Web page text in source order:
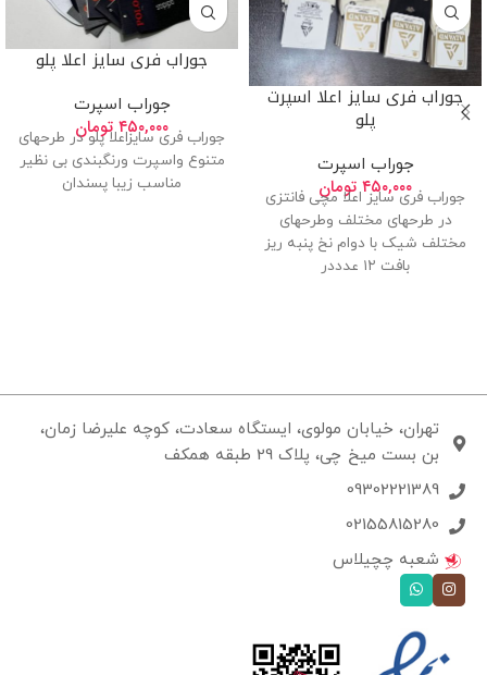
جوراب فری سایز اعلا اسپرت
پلو
جوراب اسپرت
۴۵۰,۰۰۰ تومان
جوراب فری سایز اعلا مچی فانتزی
در طرحهای مختلف وطرحهای
مختلف شیک با دوام نخ پنبه ریز
بافت ۱۲ عدددر
جوراب فری سایز اعلا پلو
جوراب اسپرت
۴۵۰,۰۰۰ تومان
جوراب فری سایزاعلا پلو در طرحهای
متنوع واسپرت ورنگبندی بی نظیر
مناسب زیبا پسندان
تهران، خیابان مولوی، ایستگاه سعادت، کوچه علیرضا زمان،
بن بست میخ چی، پلاک 29 طبقه همکف
09302221389
02155815280
شعبه چچیلاس